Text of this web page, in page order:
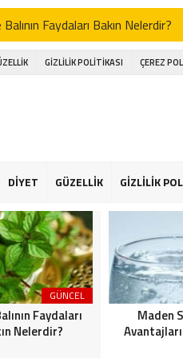
Faydaları Bakın Nelerdir?
Suyunun Avantajları Nelerdir?
zayıflama üzerindeki etkisi nasıl
Bebekleri Bakın Nasıl Bir Şekilde
Süre İçinde Tekrar Forma Nasıl
Ne Anlama Gelir?
Yüz Maskesi Bakın Nasıl
GİZLİLİK POLİTİKASI ÇEREZ
DİYET GÜZELLİK GİZLİLİK
GÜNCEL
Faydaları
Nelerdir?
Maden